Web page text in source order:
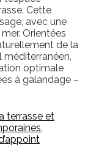
Cette
avec une
Orientées
de la
optimale
à galandage –